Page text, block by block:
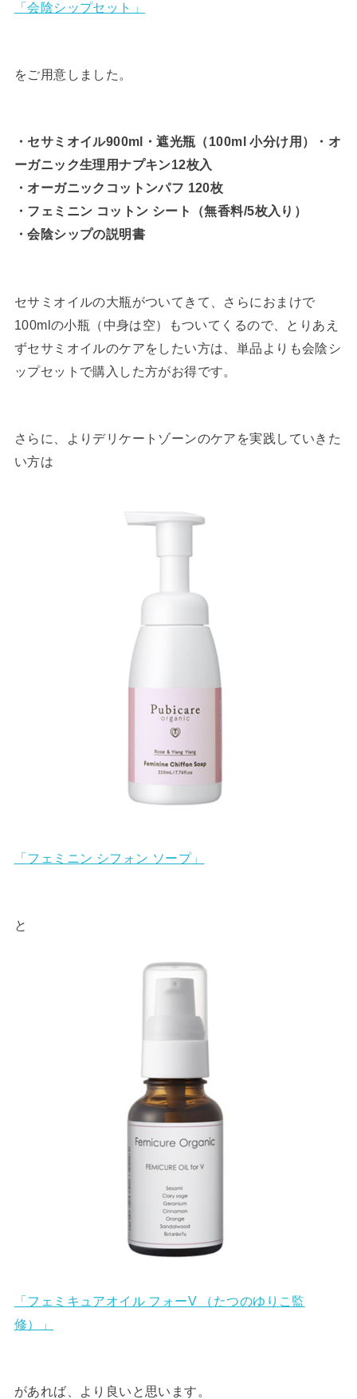
「会陰シップセット」
をご用意しました。
・セサミオイル900ml・遮光瓶（100ml 小分け用）・オ
ーガニック生理用ナプキン12枚入
・オーガニックコットンパフ 120枚
・フェミニン コットン シート（無香料/5枚入り）
・会陰シップの説明書
セサミオイルの大瓶がついてきて、さらにおまけで
100mlの小瓶（中身は空）もついてくるので、とりあえ
ずセサミオイルのケアをしたい方は、単品よりも会陰シ
ップセットで購入した方がお得です。
さらに、よりデリケートゾーンのケアを実践していきた
い方は
「フェミニン シフォン ソープ」
と
「フェミキュアオイル フォーV （たつのゆりこ監
修）」
があれば、より良いと思います。